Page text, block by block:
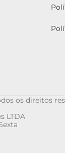
os direitos
LTDA